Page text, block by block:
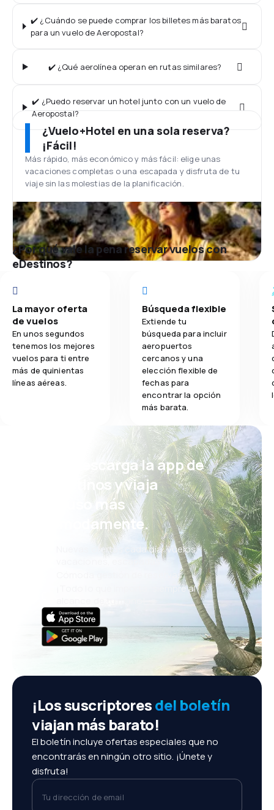
✔️ ¿Cuándo se puede comprar los billetes más baratos
para un vuelo de Aeropostal?
✔️ ¿Qué aerolínea operan en rutas similares?
✔️ ¿Puedo reservar un hotel junto con un vuelo de
Aeropostal?
¿Vuelo+Hotel en una sola reserva?
¡Fácil!
Más rápido, más económico y más fácil: elige unas
vacaciones completas o una escapada y disfruta de tu
viaje sin las molestias de la planificación.
¿Por qué vale la pena reservar vuelos con
eDestinos?
La mayor oferta
de vuelos
En unos segundos
tenemos los mejores
vuelos para ti entre
más de quinientas
líneas aéreas.
Búsqueda flexible
Extiende tu
búsqueda para incluir
aeropuertos
cercanos y una
elección flexible de
fechas para
encontrar la opción
más barata.
¡Eh! Descarga la app de
eDestinos y viaja
incluso más
cómodamente.
Nuevas ofertas cada día: vuelos,
vacaciones, escapadas
Cómoda gestión de reservas
¡Todo lo que importa, siempre al
¡Los suscriptoresdel boletín
viajan más barato!
El boletín incluye ofertas especiales que no
encontrarás en ningún otro sitio. ¡Únete y
disfruta!
Tu dirección de email